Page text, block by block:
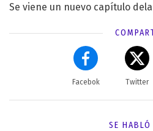
Se viene un nuevo capítulo
Facebok Twitter
SE HABLÓ